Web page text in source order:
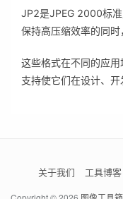
JP2是JPEG 2000标
保持高压缩效率的同时
这些格式在不同的应
支持使它们在设计、开
关于我们 工具博客